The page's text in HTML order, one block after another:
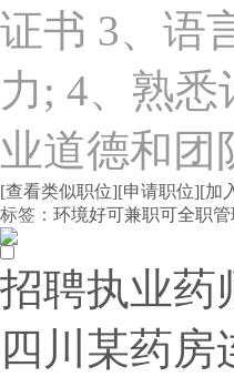
证书 3、语
力; 4、熟
业道德和团
[查看类似职位][申请职位][加
标签： 环境好可兼职可全职管
招聘执业药
四川某药房